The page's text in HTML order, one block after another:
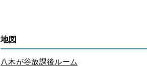
地図
八木が谷放課後ルーム